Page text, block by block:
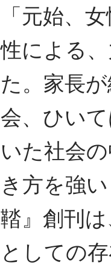
「元始、
性による
た。家長
会、ひい
いた社会
き方を強
鞜』創刊
としての